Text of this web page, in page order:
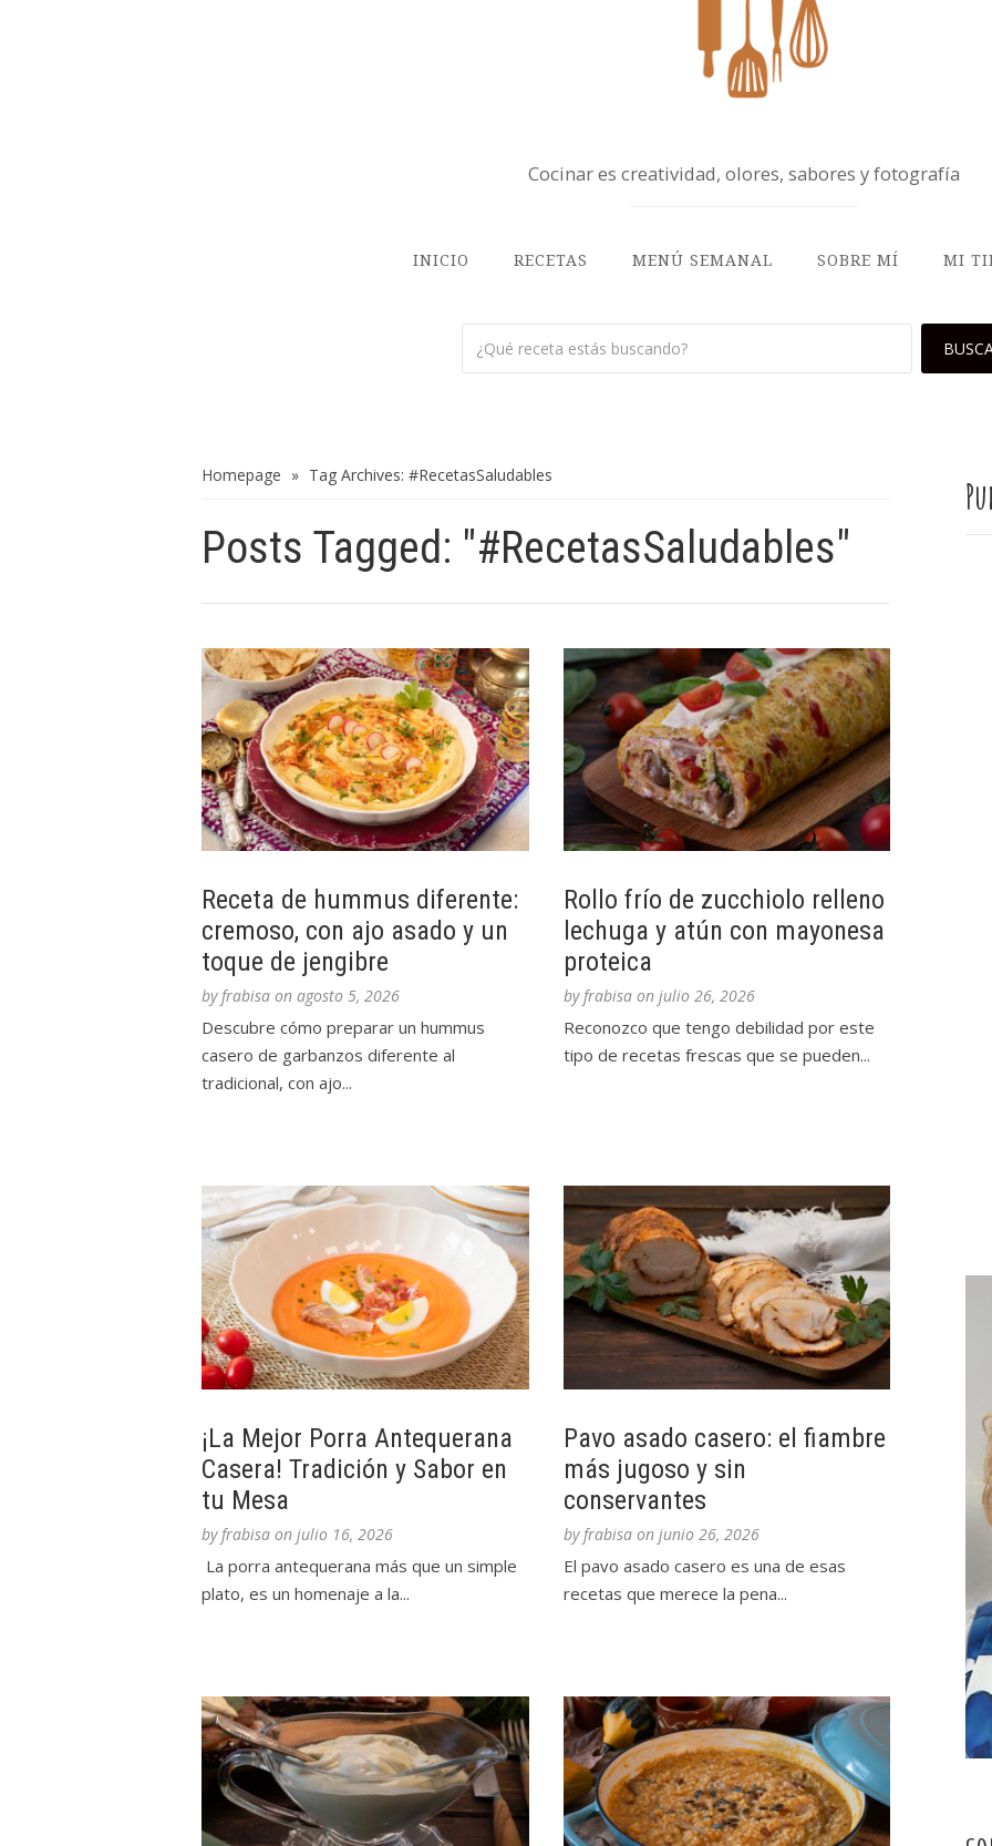
Cocinar es creatividad, olores, sabores y fotografía
INICIO RECETAS MENÚ SEMANAL SOBRE MÍ MI
Homepage » Tag Archives: #RecetasSaludables
Posts Tagged: "#RecetasSaludables"
Receta de hummus diferente:
cremoso, con ajo asado y un
toque de jengibre
byfrabisa on agosto 5, 2026
Descubre cómo preparar un hummus
casero de garbanzos diferente al
tradicional, con ajo...
Rollo frío de zucchiolo relleno
lechuga y atún con mayonesa
proteica
byfrabisa on julio 26, 2026
Reconozco que tengo debilidad por este
tipo de recetas frescas que se pueden...
¡La Mejor Porra Antequerana
Casera! Tradición y Sabor en
tu Mesa
byfrabisa on julio 16, 2026
La porra antequerana más que un simple
plato, es un homenaje a la...
Pavo asado casero: el fiambre
más jugoso y sin
conservantes
byfrabisa on junio 26, 2026
El pavo asado casero es una de esas
recetas que merece la pena...